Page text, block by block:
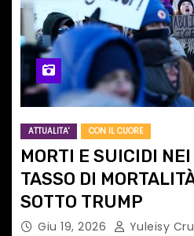
ATTUALITA' CON IL CUORE
MORTI E SUICIDI
TASSO DI
SOTTO TRUMP
Giu 19, 2026 Yuleisy